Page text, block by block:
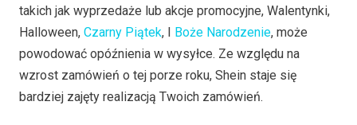
takich jak wyprzedaże lub akcje promocyjne, Walentynki,
Halloween, Czarny Piątek, I Boże Narodzenie, może
powodować opóźnienia w wysyłce. Ze względu na
wzrost zamówień o tej porze roku, Shein staje się
bardziej zajęty realizacją Twoich zamówień.